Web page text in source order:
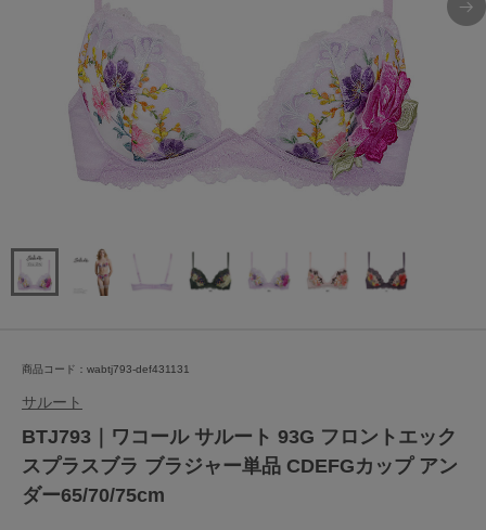
商品コード：wabtj793-def431131
サルート
BTJ793｜ワコール サルート 93G フロントエック
スプラスブラ ブラジャー単品 CDEFGカップ アン
ダー65/70/75cm